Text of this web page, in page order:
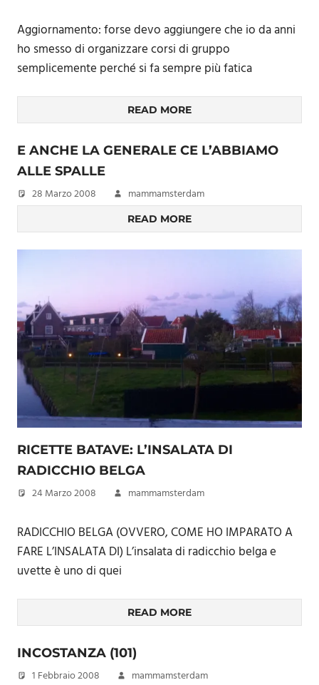
Aggiornamento: forse devo aggiungere che io da anni
ho smesso di organizzare corsi di gruppo
semplicemente perché si fa sempre più fatica
READ MORE
E ANCHE LA GENERALE CE L’ABBIAMO
ALLE SPALLE
28 Marzo 2008 mammamsterdam
READ MORE
RICETTE BATAVE: L’INSALATA DI
RADICCHIO BELGA
24 Marzo 2008 mammamsterdam
RADICCHIO BELGA (OVVERO, COME HO IMPARATO A
FARE L’INSALATA DI) L’insalata di radicchio belga e
uvette è uno di quei
READ MORE
INCOSTANZA (101)
1 Febbraio 2008 mammamsterdam